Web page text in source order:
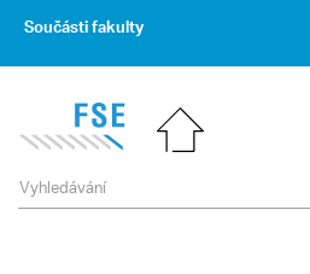
Součásti fakulty